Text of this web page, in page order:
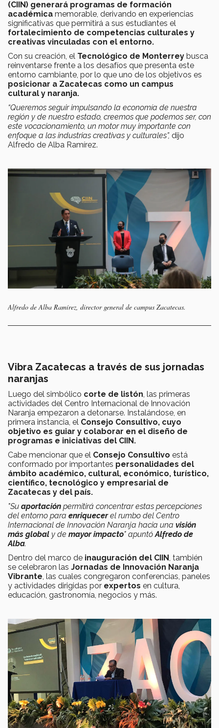
(CIIN) generará programas de formación
académica memorable, derivando en experiencias
significativas que permitirá a sus estudiantes el
fortalecimiento de competencias culturales y
creativas vinculadas con el entorno.
Con su creación, el Tecnológico de Monterrey busca
reinventarse frente a los desafíos que presenta este
entorno cambiante, por lo que uno de los objetivos es
posicionar a Zacatecas como un campus
cultural y naranja.
“Queremos seguir impulsando la economía de nuestra
región y de nuestro estado, creemos que podemos ser, con
este vocacionamiento, un motor muy importante con
enfoque a las industrias creativas y culturales”, dijo
Alfredo de Alba Ramírez.
Alfredo de Alba Ramírez, director general de campus Zacatecas.
Vibra Zacatecas a través de sus jornadas
naranjas
Luego del simbólico corte de listón, las primeras
actividades del Centro Internacional de Innovación
Naranja empezaron a detonarse. Instalándose, en
primera instancia, el Consejo Consultivo, cuyo
objetivo es guiar y colaborar en el diseño de
programas e iniciativas del CIIN.
Cabe mencionar que el Consejo Consultivo está
conformado por importantes personalidades del
ámbito académico, cultural, económico, turístico,
científico, tecnológico y empresarial de
Zacatecas y del país.
"Su aportación permitirá concentrar estas percepciones
del entorno para enriquecerel rumbo del Centro
Internacional de Innovación Naranja hacia una visión
más global y de mayor impacto" apuntóAlfredo de
Alba.
Dentro del marco de inauguración del CIIN, también
se celebraron las Jornadas de Innovación Naranja
Vibrante, las cuales congregaron conferencias, paneles
y actividades dirigidas por expertos en cultura,
educación, gastronomía, negocios y más.